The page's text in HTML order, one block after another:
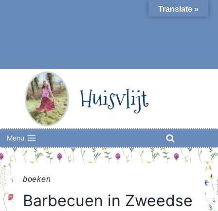
Huisvlijt
Menu
boeken
Barbecuen in Zweedse
Translate »